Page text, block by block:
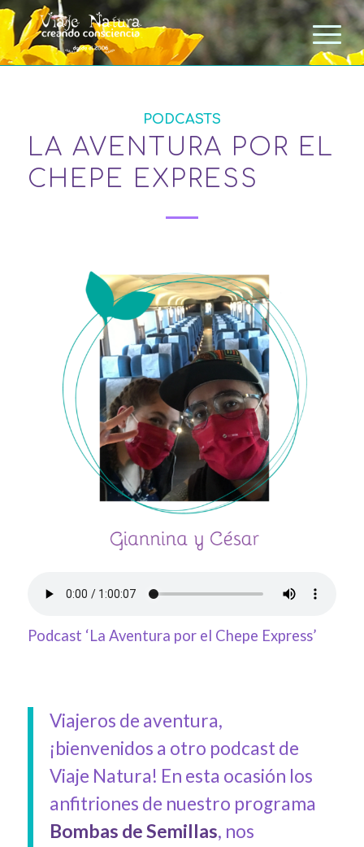
PODCASTS
LA AVENTURA POR EL
CHEPE EXPRESS
Podcast ‘La Aventura por el Chepe Express’
Viajeros de aventura,
¡bienvenidos a otro podcast de
Viaje Natura! En esta ocasión los
anfitriones de nuestro programa
Bombas de Semillas, nos